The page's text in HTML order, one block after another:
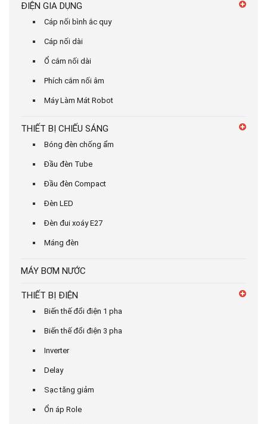
ĐIỆN GIA DỤNG
Cáp nối bình ắc quy
Cáp nối dài
Ổ cắm nối dài
Phích cắm nối âm
Máy Làm Mát Robot
THIẾT BỊ CHIẾU SÁNG
Bóng đèn chống ẩm
Đầu đèn Tube
Đầu đèn Compact
Đèn LED
Đèn đui xoáy E27
Máng đèn
MÁY BƠM NƯỚC
THIẾT BỊ ĐIỆN
Biến thế đổi điện 1 pha
Biến thế đổi điện 3 pha
Inverter
Delay
Sạc tăng giảm
Ổn áp Role